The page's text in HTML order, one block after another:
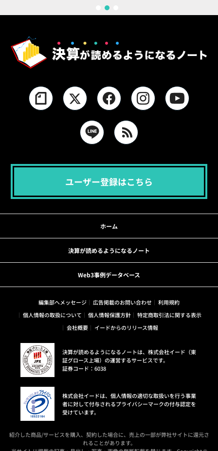
ユーザー登録はこちら
ホーム
決算が読めるようになるノート
Web3事例データベース
編集部へメッセージ 広告掲載のお問い合わせ
利用規約
個人情報の取扱について
個人情報保護方針
特定商取引法に関する表示
会社概要
イードからのリリース情報
決算が読めるようになるノートは、株式会社イード（東
証グロース上場）の運営するサービスです。
証券コード：6038
株式会社イードは、個人情報の適切な取扱いを行う事業
者に対して付与されるプライバシーマークの付与認定を
受けています。
紹介した商品/サービスを購入、契約した場合に、売上の一部が弊社サイトに還元さ
れることがあります。